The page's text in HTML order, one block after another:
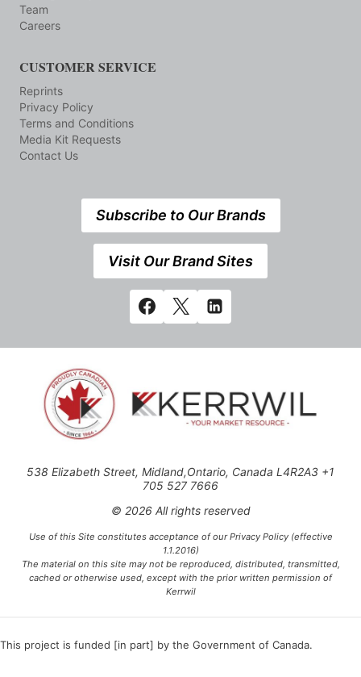
Team
Careers
CUSTOMER SERVICE
Reprints
Privacy Policy
Terms and Conditions
Media Kit Requests
Contact Us
Subscribe to Our Brands
Visit Our Brand Sites
538 Elizabeth Street, Midland,Ontario, Canada L4R2A3 +1
705 527 7666
© 2026 All rights reserved
Use of this Site constitutes acceptance of our Privacy Policy (effective
1.1.2016)
The material on this site may not be reproduced, distributed, transmitted,
cached or otherwise used, except with the prior written permission of
Kerrwil
This project is funded [in part] by the Government of Canada.